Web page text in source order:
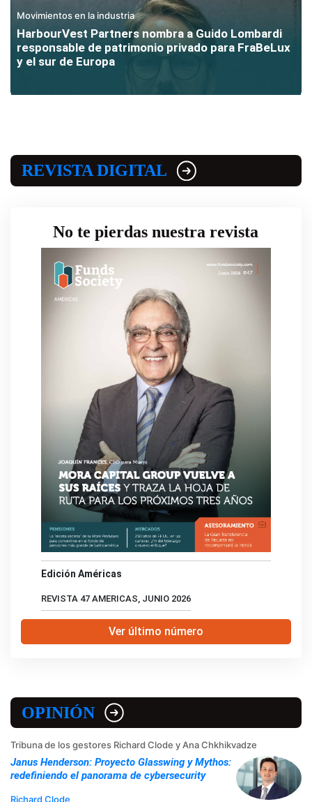
Movimientos en la industria
HarbourVest Partners nombra a Guido Lombardi
responsable de patrimonio privado para FraBeLux
y el sur de Europa
REVISTA DIGITAL
No te pierdas nuestra revista
Edición Américas
REVISTA 47 AMERICAS, JUNIO 2026
Ver último número
OPINIÓN
Tribuna de los gestores Richard Clode y Ana Chkhikvadze
Janus Henderson: Proyecto Glasswing y Mythos:
redefiniendo el panorama de cybersecurity
Richard Clode